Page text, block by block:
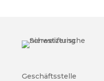
Geschäftsstelle